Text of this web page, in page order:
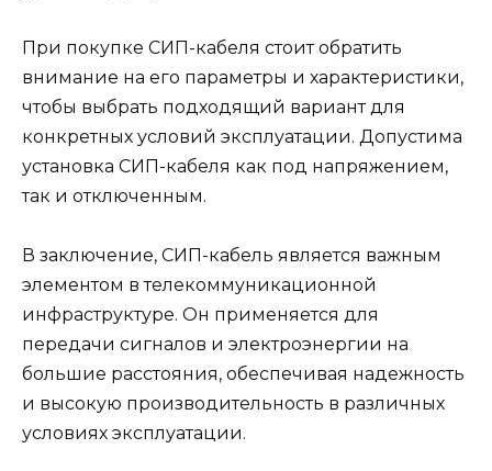
При покупке СИП-кабеля стоит обратить
внимание на его параметры и характеристики,
чтобы выбрать подходящий вариант для
конкретных условий эксплуатации. Допустима
установка СИП-кабеля как под напряжением,
так и отключенным.
В заключение, СИП-кабель является важным
элементом в телекоммуникационной
инфраструктуре. Он применяется для
передачи сигналов и электроэнергии на
большие расстояния, обеспечивая надежность
и высокую производительность в различных
условиях эксплуатации.